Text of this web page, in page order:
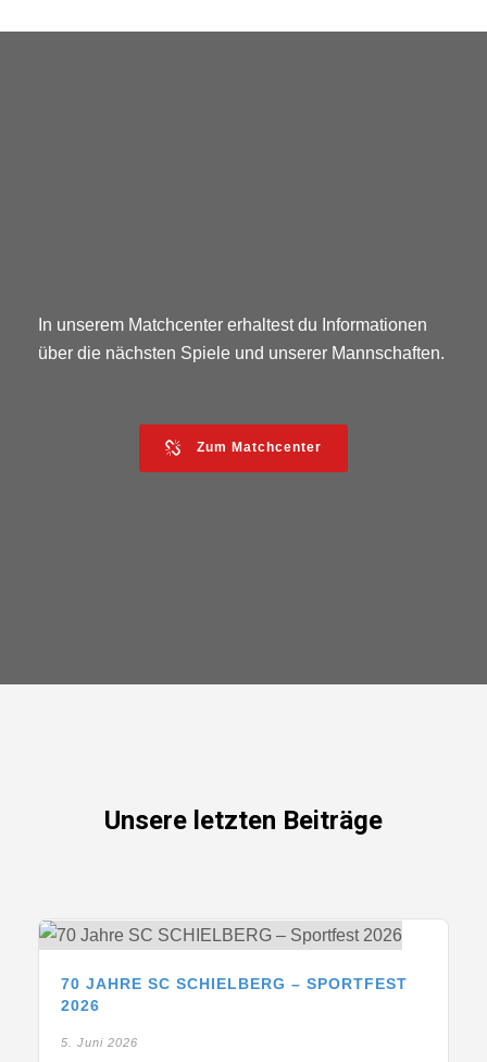
In unserem Matchcenter erhaltest du Informationen
über die nächsten Spiele und unserer Mannschaften.
Zum Matchcenter
Unsere letzten Beiträge
70 JAHRE SC SCHIELBERG – SPORTFEST
2026
5. Juni 2026